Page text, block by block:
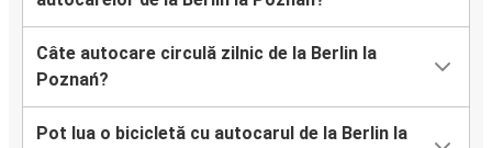
Câte autocare circulă zilnic de la Berlin la
Poznań?
Pot lua o bicicletă cu autocarul de la Berlin la